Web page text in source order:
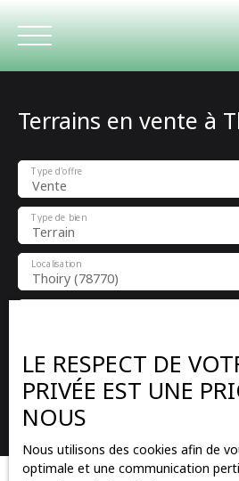
ACCUEIL ACHETER
Terrains en vente à
Vente
Type d'offre
Terrain
Type de bien
Thoiry (78770)
Localisation
Surface min (m²)
LE RESPECT DE
PRIVÉE EST UNE
NOUS
Nous utilisons des cookies afin de
optimale et une communication